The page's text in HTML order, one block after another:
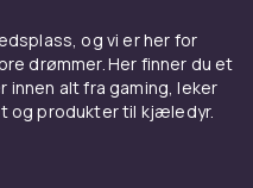
for fotografier
som ikke ødelegger
bruk
og vi er her for
drømmer. Her finner du et
alt fra gaming, leker
og produkter til kjæledyr.